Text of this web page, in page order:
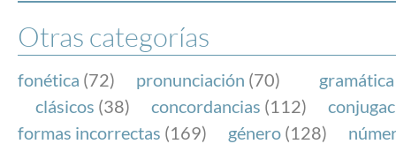
FundéuRAE es una fundación patrocinada por la
y la Real Academia Española, cuyo objetivo es
el buen uso del español en los medios de
Internet.
Otras categorías
fonética (72) pronunciación (70) gramática
clásicos (38) concordancias (112)
formas incorrectas (169) género (128)